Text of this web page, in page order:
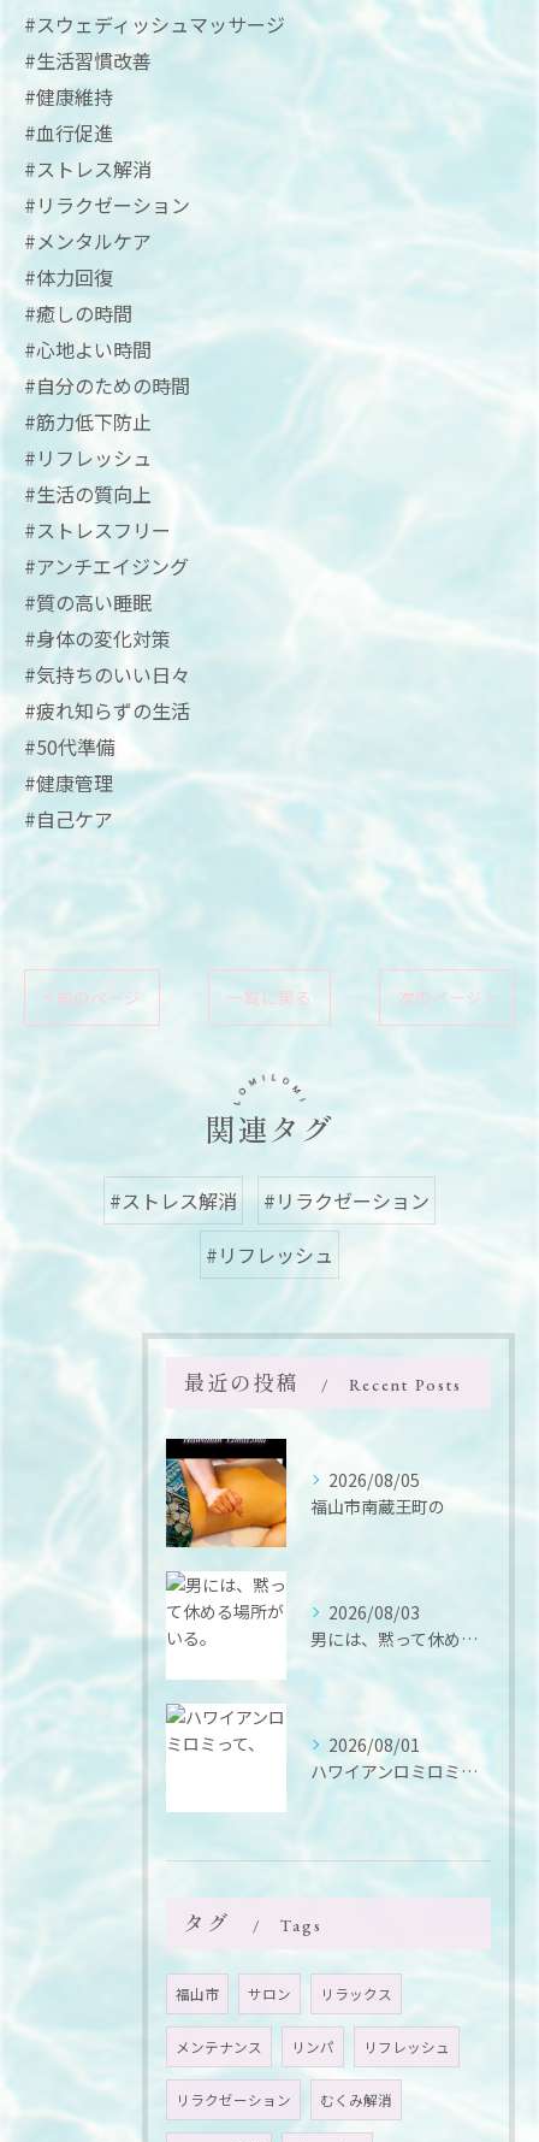
#スウェディッシュマッサージ
#生活習慣改善
#健康維持
#血行促進
#ストレス解消
#リラクゼーション
#メンタルケア
#体力回復
#癒しの時間
#心地よい時間
#自分のための時間
#筋力低下防止
#リフレッシュ
#生活の質向上
#ストレスフリー
#アンチエイジング
#質の高い睡眠
#身体の変化対策
#気持ちのいい日々
#疲れ知らずの生活
#50代準備
#健康管理
#自己ケア
< 前のページ 一覧に戻る 次のページ >
関連タグ
#ストレス解消
#リラクゼーション
#リフレッシュ
最近の投稿 Recent Posts
2026/08/05
福山市南蔵王町の
2026/08/03
男には、黙って休める場所がいる。
2026/08/01
ハワイアンロミロミって、
タグ Tags
福山市 サロン リラックス
メンテナンス リンパ リフレッシュ
リラクゼーション むくみ解消